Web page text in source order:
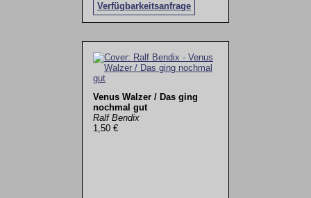
Verfügbarkeitsanfrage
Venus Walzer / Das ging
nochmal gut
Ralf Bendix
1,50 €